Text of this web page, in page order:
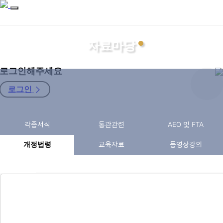
로그인해주세요
로그인
지회소개
관세사
자료마당
자료마당
각종서식 통관관련 AEO 및 FTA
개정법령 교육자료 동영상강의